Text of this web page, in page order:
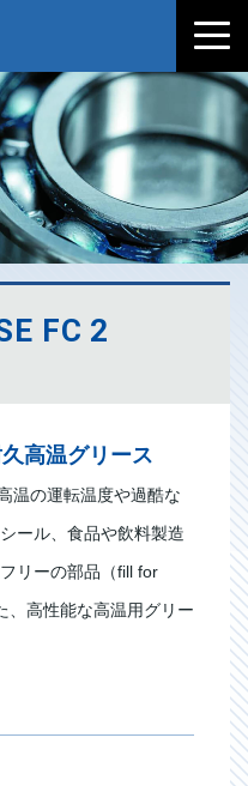
FC 2
高温グリース
温の運転温度や過酷な
ール、食品や飲料製造
リーの部品（fill for
、高性能な高温用グリー